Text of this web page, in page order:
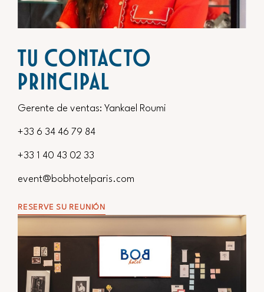
TU CONTACTO
PRINCIPAL
Gerente de ventas: Yankael Roumi
+33 6 34 46 79 84
+33 1 40 43 02 33
event@bobhotelparis.com
RESERVE SU REUNIÓN